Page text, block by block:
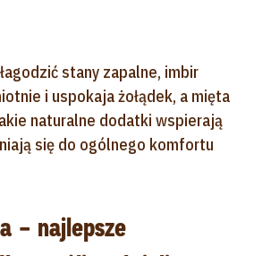
stany zapalne, imbir
i uspokaja żołądek, a mięta
naturalne dodatki wspierają
się do ogólnego komfortu
– najlepsze